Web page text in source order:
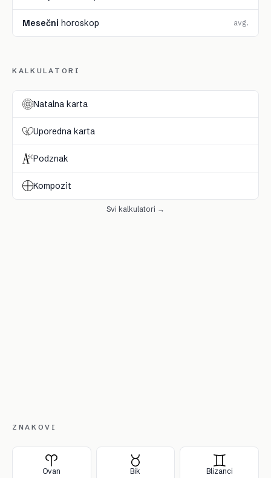
Mesečni horoskop avg.
KALKULATORI
Natalna karta
Uporedna karta
Podznak
Kompozit
Svi kalkulatori →
ZNAKOVI
Ovan Bik Blizanci